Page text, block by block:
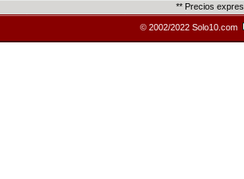
** Precios
© 2002/2022 Solo10.com